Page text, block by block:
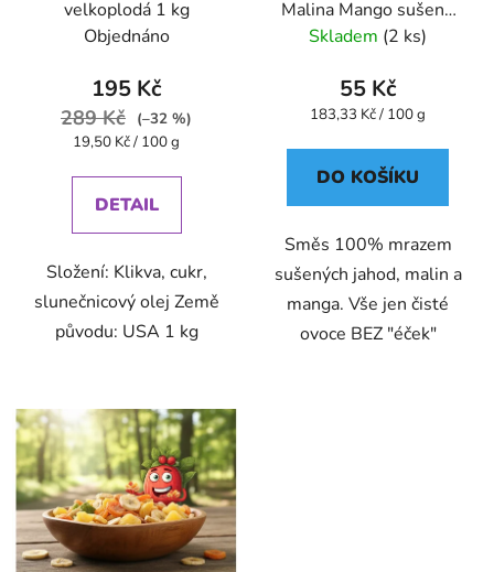
velkoplodá 1 kg
Objednáno
195 Kč
289 Kč
(–32 %)
Měrná
19,50 Kč / 100 g
DETAIL
Složení: Klikva, cukr,
slunečnicový olej Země
původu: USA 1 kg
Malina Mango sušené
mrazem 30 g VitaCup
Skladem (2 ks)
55 Kč
Měrná
183,33 Kč / 100 g
DO KOŠÍKU
Směs 100% mrazem
sušených jahod, malin a
manga. Vše jen čisté
ovoce BEZ "éček"